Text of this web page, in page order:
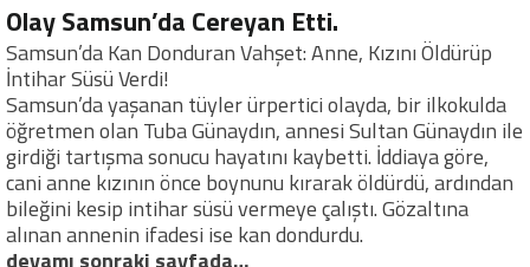
Olay Samsun’da Cereyan Etti.
Samsun’da Kan Donduran Vahşet: Anne, Kızını Öldürüp
İntihar Süsü Verdi!
Samsun’da yaşanan tüyler ürpertici olayda, bir ilkokulda
öğretmen olan Tuba Günaydın, annesi Sultan Günaydın ile
girdiği tartışma sonucu hayatını kaybetti. İddiaya göre,
cani anne kızının önce boynunu kırarak öldürdü, ardından
bileğini kesip intihar süsü vermeye çalıştı. Gözaltına
alınan annenin ifadesi ise kan dondurdu.
devamı sonraki sayfada…